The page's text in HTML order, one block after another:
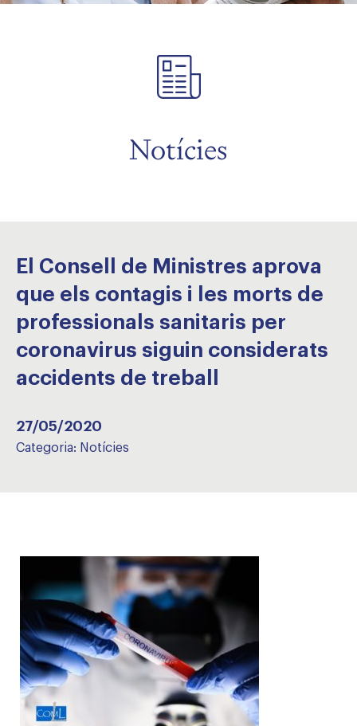
Notícies
El Consell de Ministres aprova
que els contagis i les morts de
professionals sanitaris per
coronavirus siguin considerats
accidents de treball
27/05/2020
Categoria: Notícies